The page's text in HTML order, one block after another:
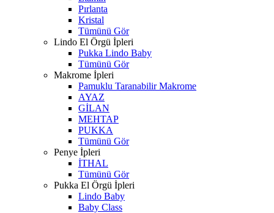
Pırlanta
Kristal
Tümünü Gör
Lindo El Örgü İpleri
Pukka Lindo Baby
Tümünü Gör
Makrome İpleri
Pamuklu Taranabilir Makrome
AYAZ
GİLAN
MEHTAP
PUKKA
Tümünü Gör
Penye İpleri
İTHAL
Tümünü Gör
Pukka El Örgü İpleri
Lindo Baby
Baby Class